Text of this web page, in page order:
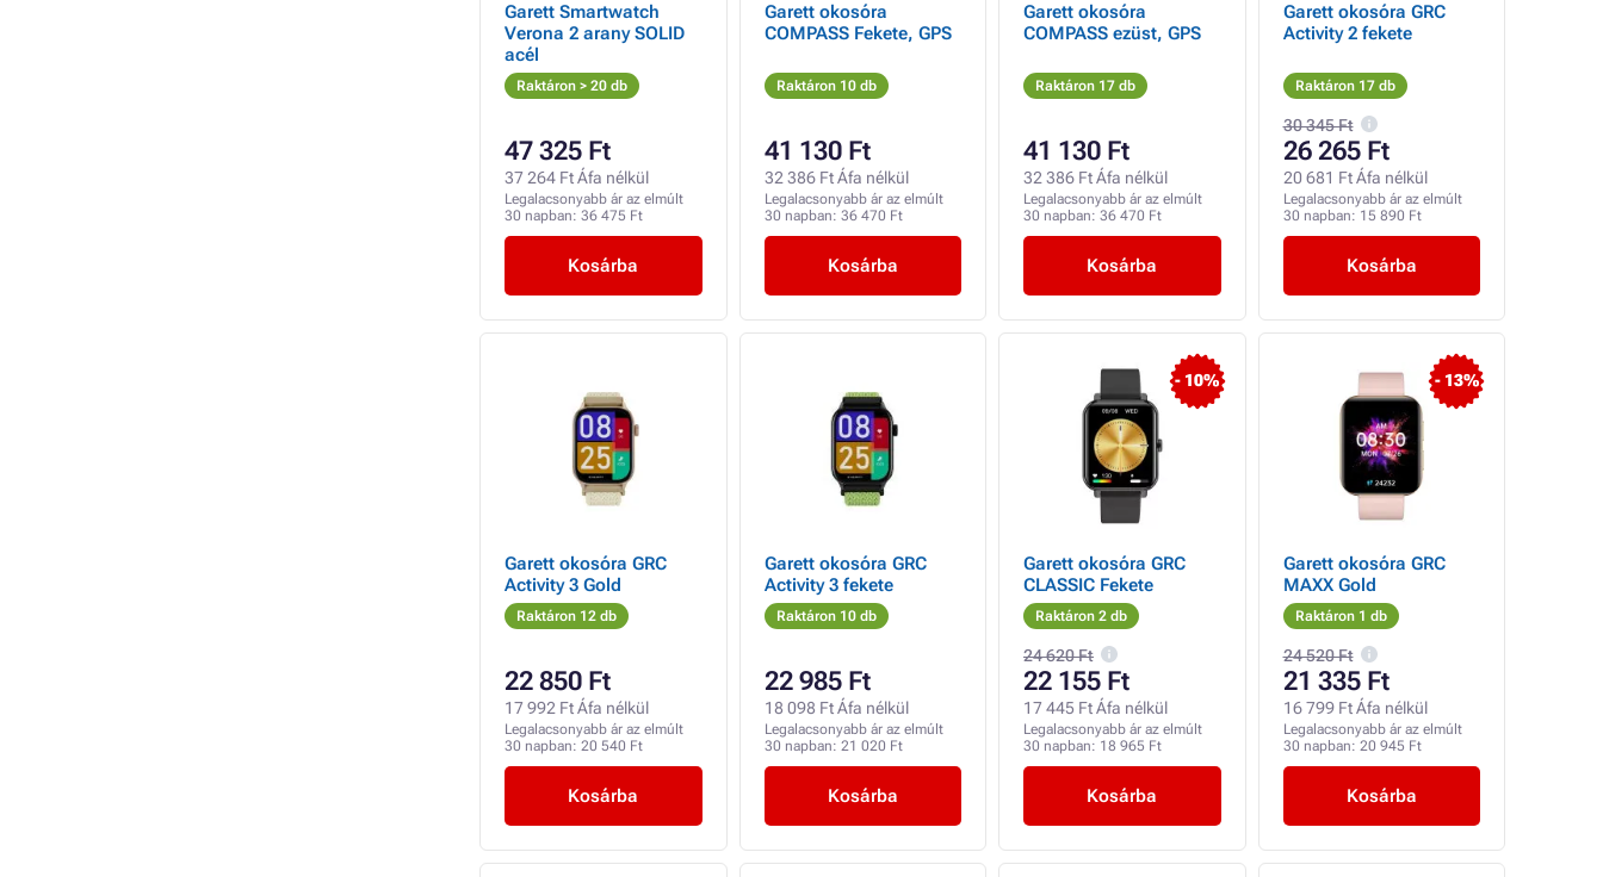
Garett Smartwatch
Verona 2 arany SOLID
acél
Raktáron > 20 db
47 325 Ft
37 264 Ft Áfa nélkül
Legalacsonyabb ár az elmúlt
30 napban: 36 475 Ft
Kosárba
Garett okosóra
COMPASS Fekete, GPS
Raktáron 10 db
41 130 Ft
32 386 Ft Áfa nélkül
Legalacsonyabb ár az elmúlt
30 napban: 36 470 Ft
Kosárba
Garett okosóra
COMPASS ezüst, GPS
Raktáron 17 db
41 130 Ft
32 386 Ft Áfa nélkül
Legalacsonyabb ár az elmúlt
30 napban: 36 470 Ft
Kosárba
Garett okosóra GRC
Activity 2 fekete
Raktáron 17 db
30 345 Ft
26 265 Ft
20 681 Ft Áfa nélkül
Legalacsonyabb ár az elmúlt
30 napban: 15 890 Ft
Kosárba
Garett okosóra GRC
Activity 3 Gold
Raktáron 12 db
22 850 Ft
17 992 Ft Áfa nélkül
Legalacsonyabb ár az elmúlt
30 napban: 20 540 Ft
Kosárba
Garett okosóra GRC
Activity 3 fekete
Raktáron 10 db
22 985 Ft
18 098 Ft Áfa nélkül
Legalacsonyabb ár az elmúlt
30 napban: 21 020 Ft
Kosárba
- 10%
Garett okosóra GRC
CLASSIC Fekete
Raktáron 2 db
24 620 Ft
22 155 Ft
17 445 Ft Áfa nélkül
Legalacsonyabb ár az elmúlt
30 napban: 18 965 Ft
Kosárba
- 13%
Garett okosóra GRC
MAXX Gold
Raktáron 1 db
24 520 Ft
21 335 Ft
16 799 Ft Áfa nélkül
Legalacsonyabb ár az elmúlt
30 napban: 20 945 Ft
Kosárba